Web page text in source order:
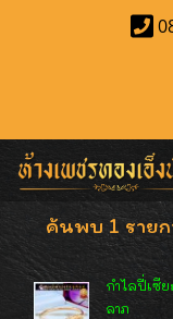
ค้นพบ 1 รายก
กำไลปี่เซี
ลาภ